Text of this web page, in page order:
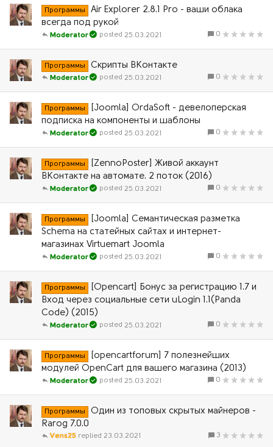
Программы
Air Explorer 2.8.1 Pro - ваши облака
всегда под рукой
0
25.03.2021
Moderator
Программы Скрипты ВКонтакте
0
25.03.2021
Moderator
Программы
[Joomla] OrdaSoft - девелоперская
подписка на компоненты и шаблоны
0
25.03.2021
Moderator
Программы
[ZennoPoster] Живой аккаунт
ВКонтакте на автомате. 2 поток (2016)
0
25.03.2021
Moderator
Программы
[Joomla] Семантическая разметка
Schema на статейных сайтах и интернет-
магазинах Virtuemart Joomla
0
25.03.2021
Moderator
Программы
[Opencart] Бонус за регистрацию 1.7 и
Вход через социальные сети uLogin 1.1(Panda
Code) (2015)
0
25.03.2021
Moderator
Программы
[opencartforum] 7 полезнейших
модулей OpenCart для вашего магазина (2013)
0
25.03.2021
Moderator
Программы
Один из топовых скрытых майнеров -
Rarog 7.0.0
3
23.03.2021
Vens25